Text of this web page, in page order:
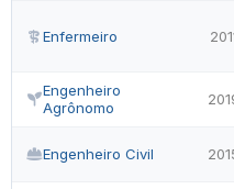
Enfermeiro
Engenheiro
Agrônomo
Engenheiro Civil